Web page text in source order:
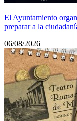
El Ayuntamiento
preparar a la
06/08/2026